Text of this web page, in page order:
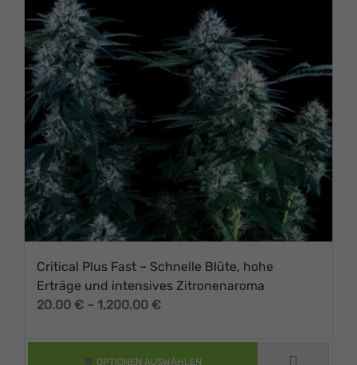
Critical Plus Fast – Schnelle Blüte, hohe
Erträge und intensives Zitronenaroma
20.00 € – 1,200.00 €Preisspanne:
bis
1,200.00 €
OPTIONEN AUSWÄHLEN
DIESES PRODUKT
VARIANTEN AUF.